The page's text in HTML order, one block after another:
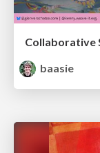
baasie